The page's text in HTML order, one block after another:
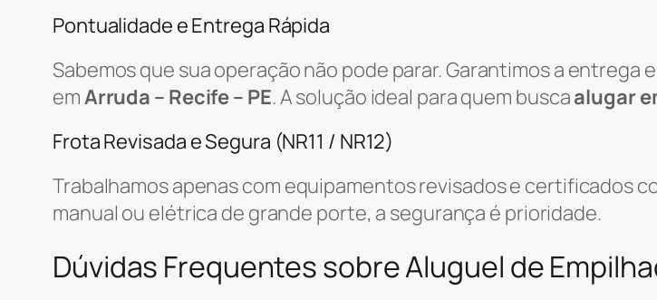
Pontualidade e Entrega Rápida
Sabemos que sua operação não pode parar. Garantimos a entrega
emArruda – Recife – PE. A solução ideal para quem buscaalugar
Frota Revisada e Segura (NR11 / NR12)
Trabalhamos apenas com equipamentos revisados e certificados
manual ou elétrica de grande porte, a segurança é prioridade.
Dúvidas Frequentes sobre Aluguel de